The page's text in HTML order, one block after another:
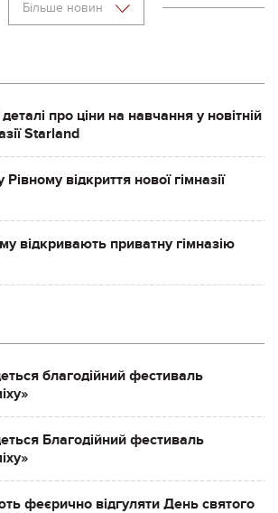
Більше новин
про ціни на навчання у новітній
Starland
відкриття нової гімназії
відкривають приватну гімназію
благодійний фестиваль
Благодійний фестиваль
феєрично відгуляти День святого